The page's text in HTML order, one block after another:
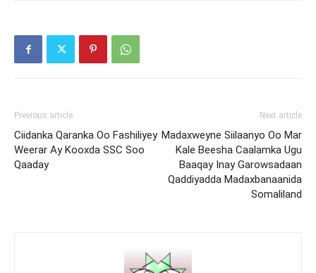
Previous article
Ciidanka Qaranka Oo Fashiliyey
Weerar Ay Kooxda SSC Soo
Qaaday
Next article
Madaxweyne Siilaanyo Oo Mar
Kale Beesha Caalamka Ugu
Baaqay Inay Garowsadaan
Qaddiyadda Madaxbanaanida
Somaliland